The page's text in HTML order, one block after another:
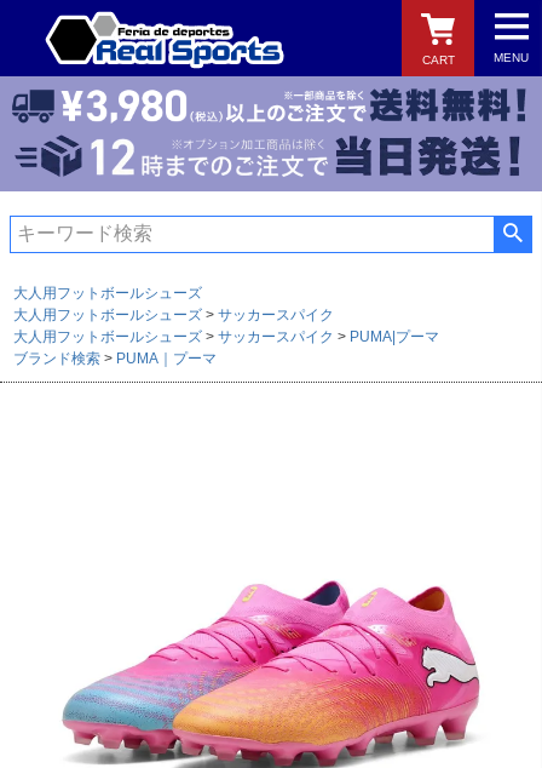
MENU
CART
検索
大人用フットボールシューズ
大人用フットボールシューズ
サッカースパイク
大人用フットボールシューズ
サッカースパイク
PUMA|プーマ
ブランド検索
PUMA｜プーマ